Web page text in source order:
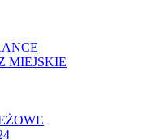
MIEJSKIE